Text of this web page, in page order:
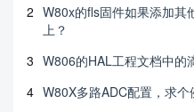
2 W80x的fls固件如果添加其
上？
3 W806的HAL工程文档中的
4 W80X多路ADC配置，求个